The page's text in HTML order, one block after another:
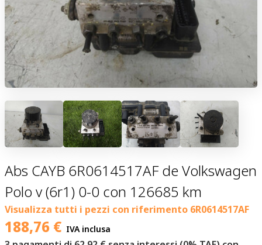
Abs CAYB 6R0614517AF de Volkswagen
Polo v (6r1) 0-0 con 126685 km
Visualizza tutti i pezzi con riferimento 6R0614517AF
188,76 € IVA inclusa